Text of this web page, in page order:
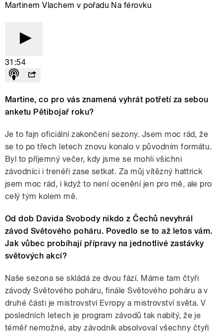
Martinem Vlachem v pořadu Na férovku
31:54
Martine, co pro vás znamená vyhrát potřetí za sebou
anketu Pětibojař roku?
Je to fajn oficiální zakončení sezony. Jsem moc rád, že
se to po třech letech znovu konalo v původním formátu.
Byl to příjemný večer, kdy jsme se mohli všichni
závodníci i trenéři zase setkat. Za můj vítězný hattrick
jsem moc rád, i když to není ocenění jen pro mě, ale pro
celý tým kolem mě.
Od dob Davida Svobody nikdo z Čechů nevyhrál
závod Světového poháru. Povedlo se to až letos vám.
Jak vůbec probíhají přípravy na jednotlivé zastávky
světových akcí?
Naše sezona se skládá ze dvou fází. Máme tam čtyři
závody Světového poháru, finále Světového poháru a v
druhé části je mistrovství Evropy a mistrovství světa. V
posledních letech je program závodů tak nabitý, že je
téměř nemožné, aby závodník absolvoval všechny čtyři